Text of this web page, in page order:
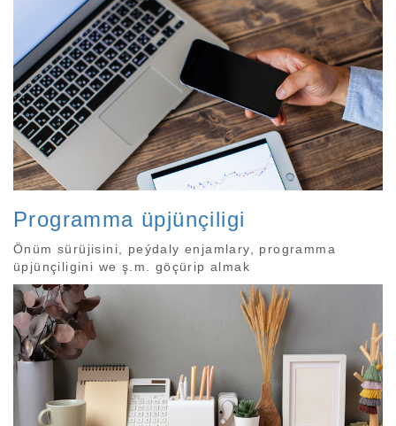
Programma üpjünçiligi
Önüm sürüjisini, peýdaly enjamlary, programma
üpjünçiligini we ş.m. göçürip almak